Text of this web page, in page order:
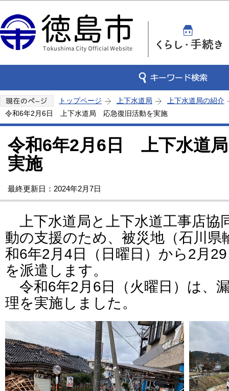
トップページ 上下水道局
上下水道局の紹介
令和6年2月6日 上下水道局 応急復旧活動を実施
令和6年2月6日 上下水道
実施
最終更新日：2024年2月7日
上下水道局と上下水道工事店協
動の支援のため、被災地（石川県
和6年2月4日（日曜日）から2月
を派遣します。
令和6年2月6日（火曜日）は、
理を実施しました。